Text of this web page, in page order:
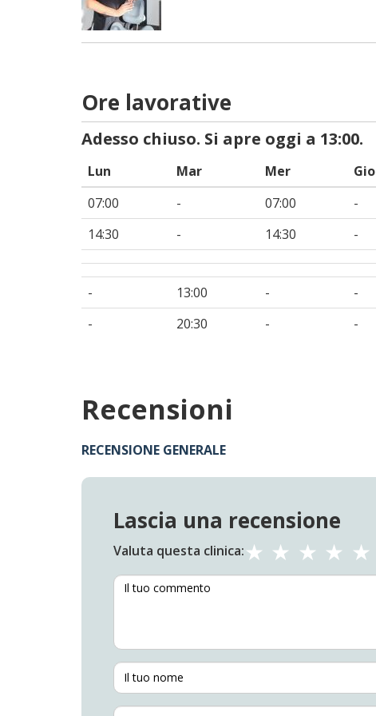
Ore lavorative
Adesso chiuso. Si apre oggi a 13:00.
Lun Mar Mer Gio
07:00
- 07:00 -
14:30
- 14:30 -
- 13:00 - -
-
20:30 - -
Recensioni
RECENSIONE GENERALE
Lascia una recensione
Valuta questa clinica: